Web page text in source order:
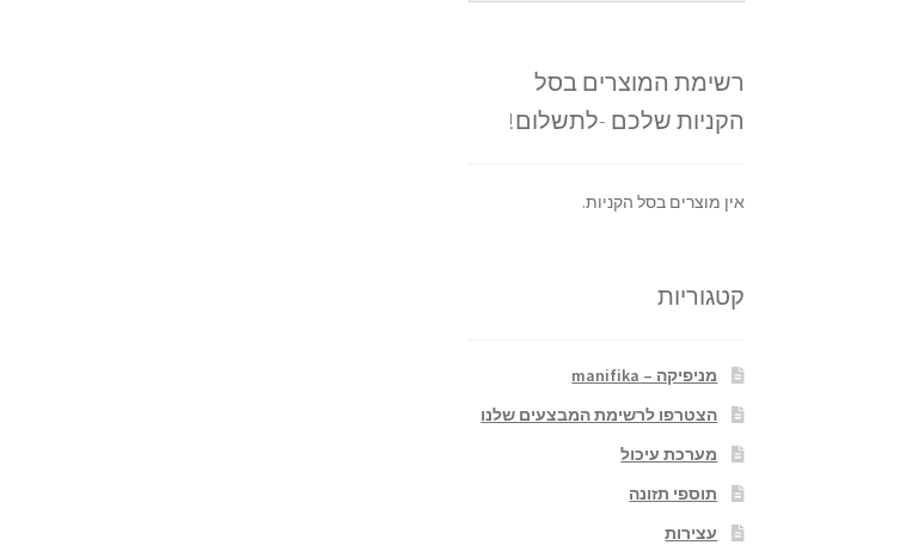
רשימת המוצרים בסל
הקניות שלכם -לתשלום!
אין מוצרים בסל הקניות.
קטגוריות
מניפיקה – manifika
הצטרפו לרשימת המבצעים שלנו
מערכת עיכול
תוספי תזונה
עצירות